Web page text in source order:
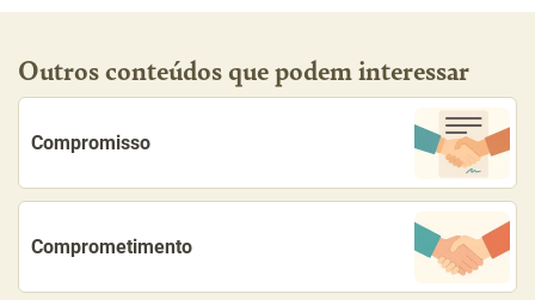
Outros conteúdos que podem interessar
Compromisso
Comprometimento